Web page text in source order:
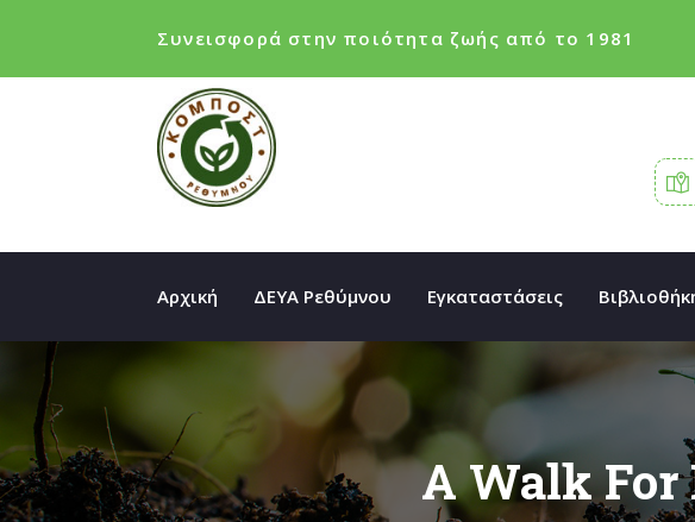
Συνεισφορά στην ποιότητα ζωής από το 1981
Αρχική ΔΕΥΑ Ρεθύμνου Εγκαταστάσεις
A Walk